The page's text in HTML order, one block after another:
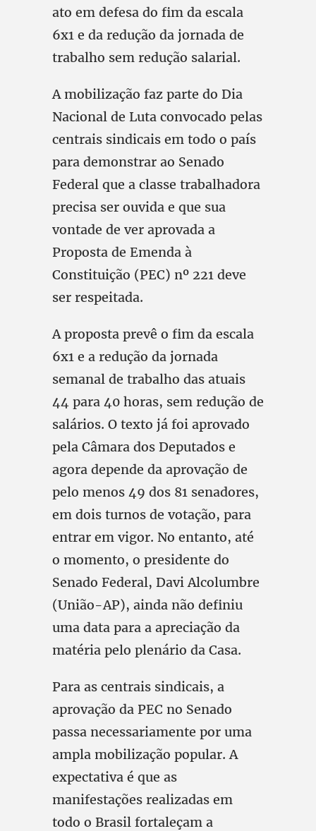
ato em defesa do fim da escala
6x1 e da redução da jornada de
trabalho sem redução salarial.
A mobilização faz parte do Dia
Nacional de Luta convocado pelas
centrais sindicais em todo o país
para demonstrar ao Senado
Federal que a classe trabalhadora
precisa ser ouvida e que sua
vontade de ver aprovada a
Proposta de Emenda à
Constituição (PEC) nº 221 deve
ser respeitada.
A proposta prevê o fim da escala
6x1 e a redução da jornada
semanal de trabalho das atuais
44 para 40 horas, sem redução de
salários. O texto já foi aprovado
pela Câmara dos Deputados e
agora depende da aprovação de
pelo menos 49 dos 81 senadores,
em dois turnos de votação, para
entrar em vigor. No entanto, até
o momento, o presidente do
Senado Federal, Davi Alcolumbre
(União-AP), ainda não definiu
uma data para a apreciação da
matéria pelo plenário da Casa.
Para as centrais sindicais, a
aprovação da PEC no Senado
passa necessariamente por uma
ampla mobilização popular. A
expectativa é que as
manifestações realizadas em
todo o Brasil fortaleçam a